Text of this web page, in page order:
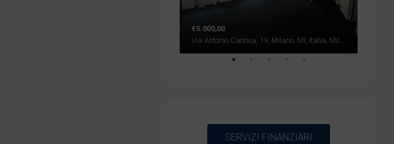
€5.000,00
Via Antonio Canova, 19, Milano, MI, Italia, Milano
SERVIZI FINANZIARI